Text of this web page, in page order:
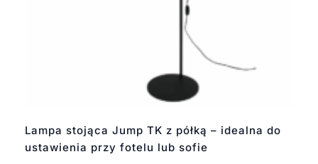
Lampa stojąca Jump TK z półką – idealna do
ustawienia przy fotelu lub sofie